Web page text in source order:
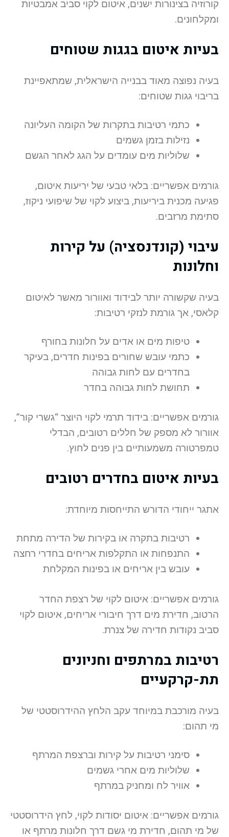
קורוזיה בצינורות ישנים, איטום לקוי סביב אמבטיות
ומקלחונים.
בעיות איטום בגגות שטוחים
בעיה נפוצה מאוד בבנייה הישראלית, שמתאפיינת
בריבוי גגות שטוחים:
כתמי רטיבות בתקרות של הקומה העליונה
נזילות בזמן גשמים
שלוליות מים עומדים על הגג לאחר הגשם
גורמים אפשריים: בלאי טבעי של יריעות איטום,
פגיעה מכנית ביריעות, ביצוע לקוי של שיפועי ניקוז,
סתימת מרזבים.
עיבוי (קונדנסציה) על קירות
וחלונות
בעיה שקשורה יותר לבידוד ואוורור מאשר לאיטום
קלאסי, אך גורמת לנזקי רטיבות:
טיפות מים או אדים על חלונות בחורף
כתמי עובש שחורים בפינות חדרים, בעיקר
בחדרים עם לחות גבוהה
תחושת לחות גבוהה בחדר
גורמים אפשריים: בידוד תרמי לקוי היוצר “גשרי קור”,
אוורור לא מספק של חללים רטובים, הבדלי
טמפרטורה משמעותיים בין פנים לחוץ.
בעיות איטום בחדרים רטובים
אתגר ייחודי הדורש התייחסות מיוחדת:
רטיבות בתקרה או בקירות של הדירה מתחת
התנפחות או התקלפות אריחים בחדרי רחצה
עובש בין אריחים או בפינות המקלחת
גורמים אפשריים: איטום לקוי של רצפת החדר
הרטוב, חדירת מים דרך חיבורי אריחים, איטום לקוי
סביב נקודות חדירה של צנרת.
רטיבות במרתפים וחניונים
תת-קרקעיים
בעיה מורכבת במיוחד עקב הלחץ ההידרוסטטי של
מי תהום:
סימני רטיבות על קירות וברצפת המרתף
שלוליות מים אחרי גשמים
אוויר לח ומחניק במרתף
גורמים אפשריים: איטום יסודות לקוי, לחץ הידרוסטטי
של מי תהום, חדירת מי גשם דרך חלונות מרתף או